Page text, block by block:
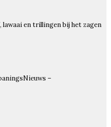
en trillingen bij het zagen
–